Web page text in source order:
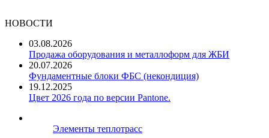
НОВОСТИ
03.08.2026
Продажа оборудования и металлоформ для ЖБИ
20.07.2026
Фундаментные блоки ФБС (некондиция)
19.12.2025
Цвет 2026 года по версии Pantone.
Элементы теплотрасс